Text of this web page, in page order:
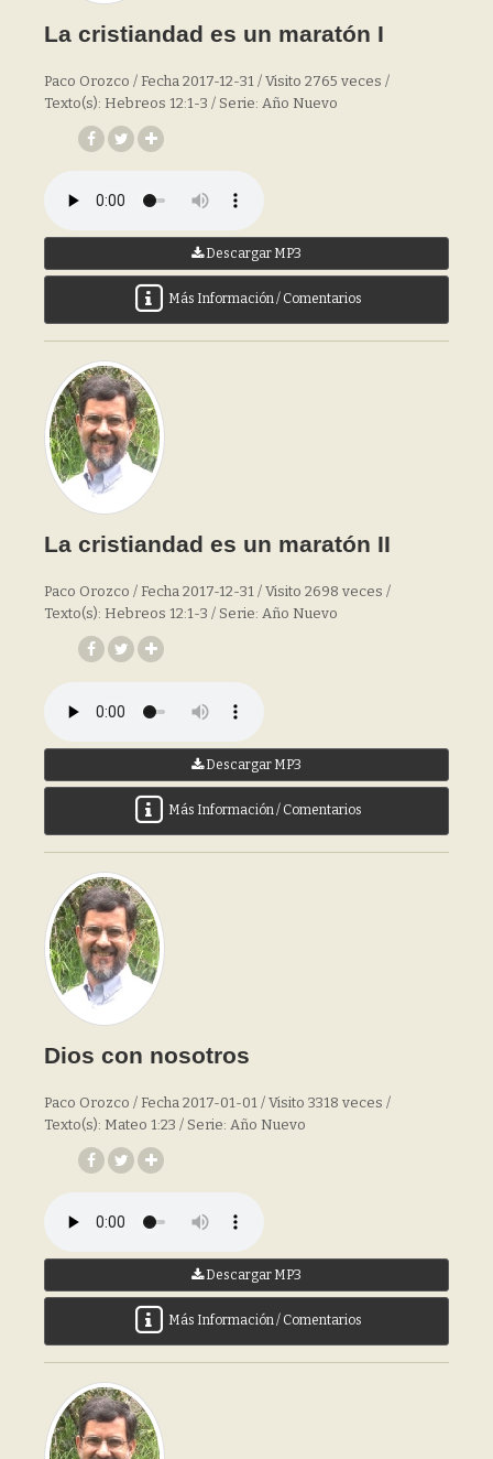
La cristiandad es un maratón I
Paco Orozco / Fecha 2017-12-31 / Visito 2765 veces /
Texto(s): Hebreos 12:1-3 / Serie: Año Nuevo
Descargar MP3
Más Información / Comentarios
La cristiandad es un maratón II
Paco Orozco / Fecha 2017-12-31 / Visito 2698 veces /
Texto(s): Hebreos 12:1-3 / Serie: Año Nuevo
Descargar MP3
Más Información / Comentarios
Dios con nosotros
Paco Orozco / Fecha 2017-01-01 / Visito 3318 veces /
Texto(s): Mateo 1:23 / Serie: Año Nuevo
Descargar MP3
Más Información / Comentarios